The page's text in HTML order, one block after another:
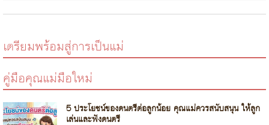
เตรียมพร้อมสู่การเป็นแม่
คู่มือคุณแม่มือใหม่
5 ประโยชน์ของดนตรีต่อลูกน้อย คุณแม่ควรสนับสนุน ให้ลูก
เล่นและฟังดนตรี